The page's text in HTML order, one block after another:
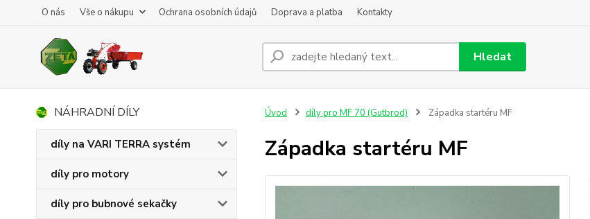
O nás Vše o nákupu Ochrana osobních údajů Doprava a platba Kontakty
Hledat
NÁHRADNÍ DÍLY
díly na VARI TERRA systém
díly pro motory
díly pro bubnové sekačky
Úvod díly pro MF 70 (Gutbrod) Západka startéru MF
Západka startéru MF